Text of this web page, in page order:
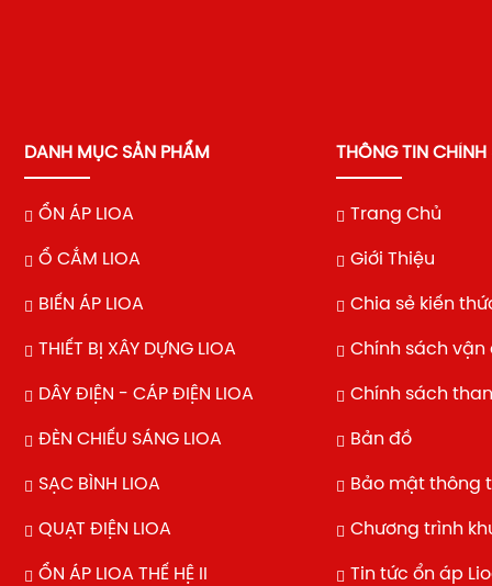
DANH MỤC SẢN PHẨM
ỔN ÁP LIOA
Ổ CẮM LIOA
BIẾN ÁP LIOA
THIẾT BỊ XÂY DỰNG LIOA
DÂY ĐIỆN - CÁP ĐIỆN LIOA
ĐÈN CHIẾU SÁNG LIOA
SẠC BÌNH LIOA
QUẠT ĐIỆN LIOA
ỔN ÁP LIOA THẾ HỆ II
THÔNG TIN CHÍNH
Trang Chủ
Giới Thiệu
Chia sẻ kiến
Chính sách vận
Chính sách
Bản đồ
Bảo mật thông
Chương trình
Tin tức ổn áp